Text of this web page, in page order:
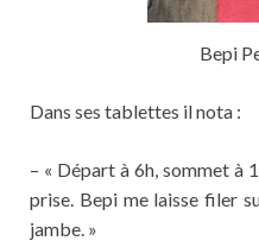
Bepi
Dans ses tablettes il nota :
– « Départ à 6h, sommet à
prise. Bepi me laisse filer
jambe. »